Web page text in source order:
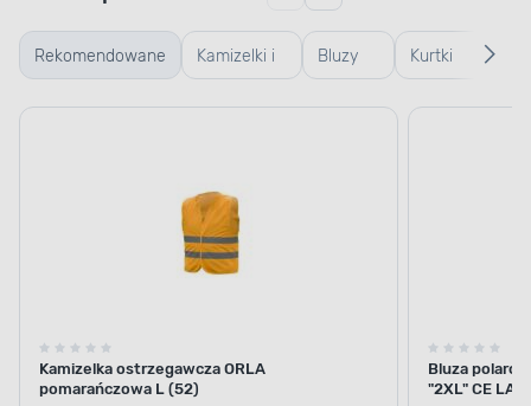
Rekomendowane Kamizelki i
koszulki
Bluzy
robocze
Kurtki
robocze
Kamizelka ostrzegawcza ORLA
pomarańczowa L (52)
Bluza
"2XL" CE